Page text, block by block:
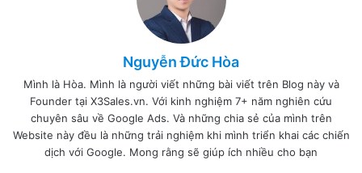
Nguyễn Đức Hòa
Mình là Hòa. Mình là người viết những bài viết trên Blog này và
Founder tại X3Sales.vn. Với kinh nghiệm 7+ năm nghiên cứu
chuyên sâu về Google Ads. Và những chia sẻ của mình trên
Website này đều là những trải nghiệm khi mình triển khai các chiến
dịch với Google. Mong rằng sẽ giúp ích nhiều cho bạn